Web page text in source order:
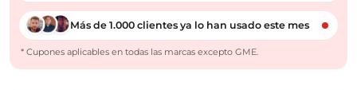
Más de 1.000 clientes ya lo han usado este mes
* Cupones aplicables en todas las marcas excepto GME.